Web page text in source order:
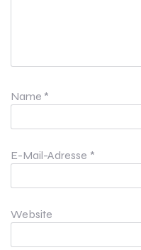
Name *
E-Mail-Adresse *
Website